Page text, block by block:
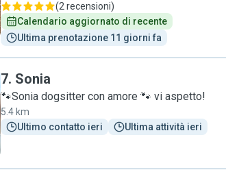
(2 recensioni)
Calendario aggiornato di recente
Ultima prenotazione 11 giorni fa
7. Sonia
🐾Sonia dogsitter con amore 🐾 vi aspetto!
5.4 km
Ultimo contatto ieri
Ultima attività ieri